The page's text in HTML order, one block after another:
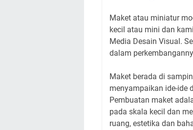
Maket atau miniatur
kecil atau mini dan
Media Desain Visual.
dalam
Maket berada di
menyampaikan ide-ide
Pembuatan maket
pada skala kecil dan
ruang, estetika dan